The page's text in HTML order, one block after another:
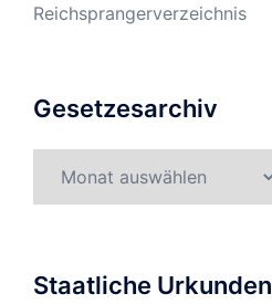
Reichsprangerverzeichnis
Gesetzesarchiv
Staatliche Urkunden